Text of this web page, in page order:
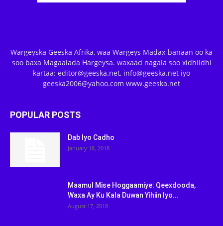
Wargeyska Geeska Afrika, waa Wargeys Madax-banaan oo ka
soo baxa Magaalada Hargeysa. waxaad nagala soo xidhiidhi
kartaa: editor@geeska.net, info@geeska.net iyo
geeska2006@yahoo.com www.geeska.net
POPULAR POSTS
Dab Iyo Cadho
January 18, 2018
Maamul Mise Hoggaamiye: Qeexdooda,
Waxa Ay Ku Kala Duwan Yihiin Iyo...
August 17, 2018